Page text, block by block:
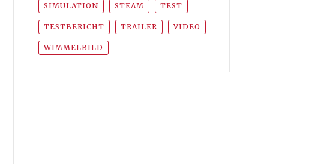
SIMULATION STEAM TEST
TESTBERICHT TRAILER VIDEO
WIMMELBILD